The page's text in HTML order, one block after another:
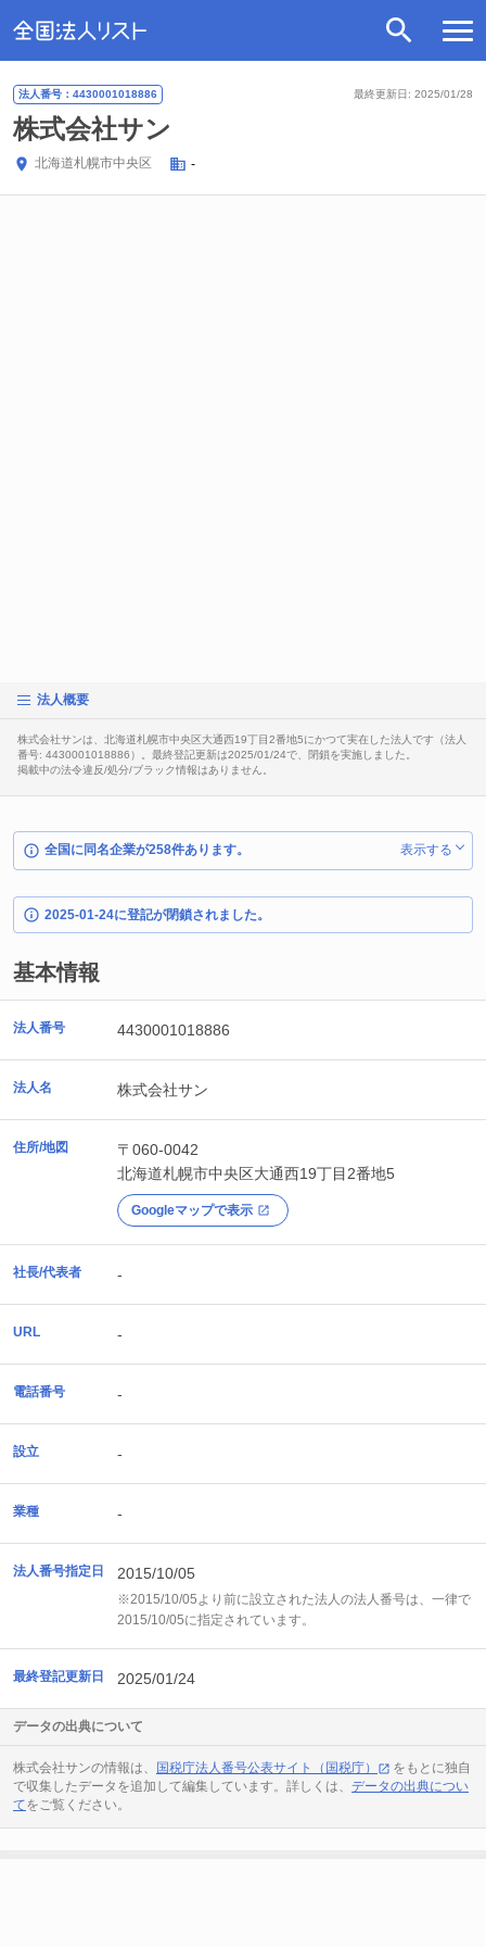
最終更新日: 2025/01/28
法人番号：4430001018886
株式会社サン
北海道札幌市中央区 -
法人概要
株式会社サンは、北海道札幌市中央区大通西19丁目2番地5にかつて実在した法人です（法人
番号: 4430001018886）。最終登記更新は2025/01/24で、閉鎖を実施しました。
掲載中の法令違反/処分/ブラック情報はありません。
全国に同名企業が258件あります。 表示する
2025-01-24に登記が閉鎖されました。
基本情報
法人番号 4430001018886
法人名 株式会社サン
住所/地図
〒060-0042
北海道札幌市中央区大通西19丁目2番地5
Googleマップで表示
社長/代表者 -
URL -
電話番号 -
設立 -
業種 -
法人番号指定日 2015/10/05
※2015/10/05より前に設立された法人の法人番号は、一律で
2015/10/05に指定されています。
最終登記更新日 2025/01/24
データの出典について
株式会社サンの情報は、 国税庁法人番号公表サイト（国税庁）
をもとに独自
で収集したデータを追加して編集しています。詳しくは、 データの出典につい
てをご覧ください。